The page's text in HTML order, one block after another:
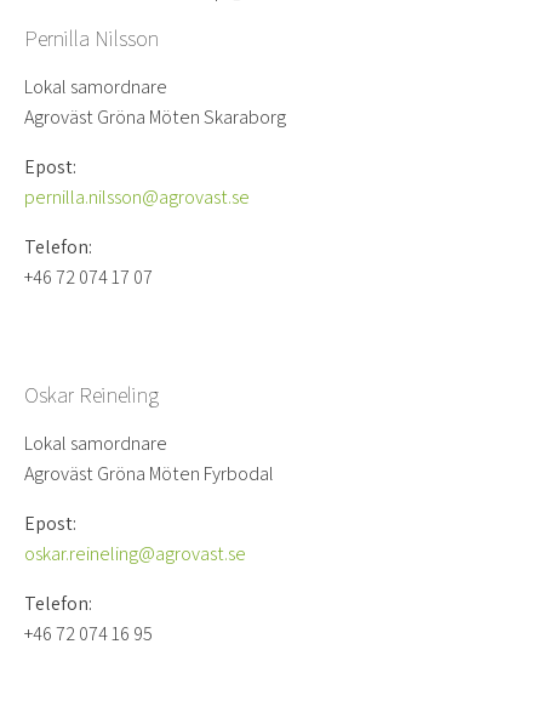
Pernilla Nilsson
Lokal samordnare
Agroväst Gröna Möten Skaraborg
Epost:
pernilla.nilsson@agrovast.se
Telefon:
+46 72 074 17 07
Oskar Reineling
Lokal samordnare
Agroväst Gröna Möten Fyrbodal
Epost:
oskar.reineling@agrovast.se
Telefon:
+46 72 074 16 95